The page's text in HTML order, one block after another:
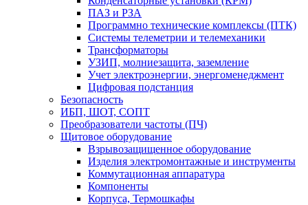
ПАЗ и РЗА
Программно технические комплексы (ПТК)
Системы телеметрии и телемеханики
Трансформаторы
УЗИП, молниезащита, заземление
Учет электроэнергии, энергоменеджмент
Цифровая подстанция
Безопасность
ИБП, ШОТ, СОПТ
Преобразователи частоты (ПЧ)
Щитовое оборудование
Взрывозащищенное оборудование
Изделия электромонтажные и инструменты
Коммутационная аппаратура
Компоненты
Корпуса, Термошкафы